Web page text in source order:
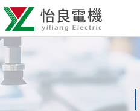
怡
良
電
機